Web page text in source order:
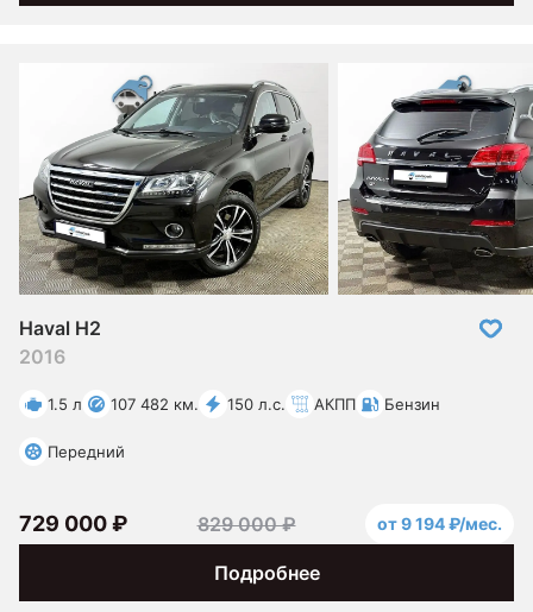
Haval H2
2016
1.5 л 107 482 км. 150 л.с. АКПП Бензин
Передний
Подробнее
729 000 ₽ 829 000 ₽ от 9 194 ₽/мес.